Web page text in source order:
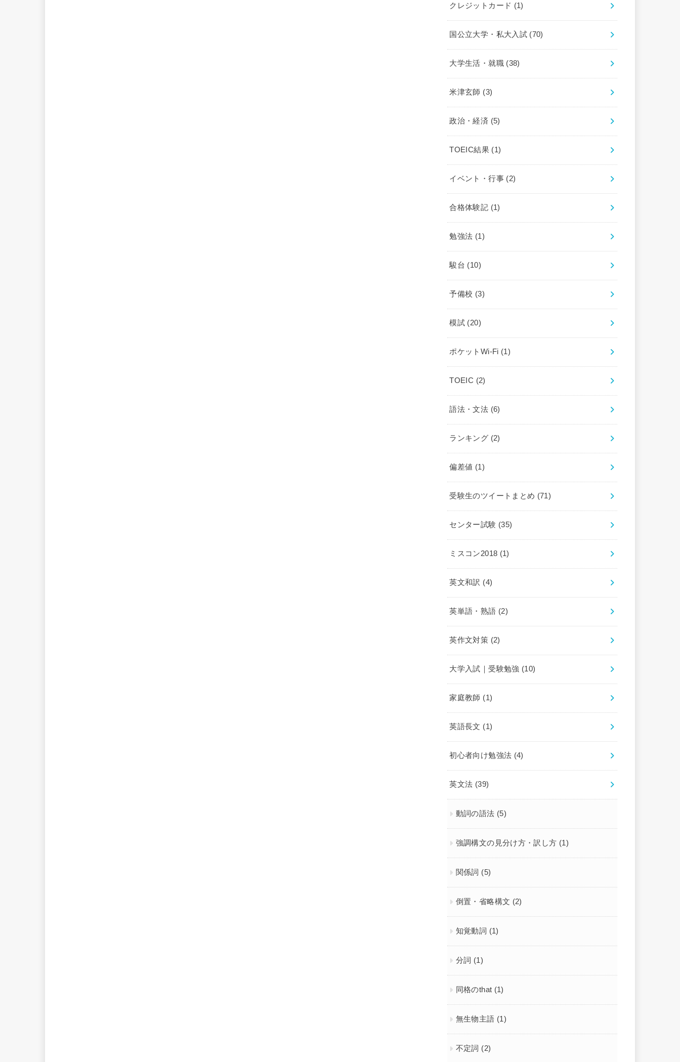
クレジットカード (1)
国公立大学・私大入試 (70)
大学生活・就職 (38)
米津玄師 (3)
政治・経済 (5)
TOEIC結果 (1)
イベント・行事 (2)
合格体験記 (1)
勉強法 (1)
駿台 (10)
予備校 (3)
模試 (20)
ポケットWi-Fi (1)
TOEIC (2)
語法・文法 (6)
ランキング (2)
偏差値 (1)
受験生のツイートまとめ (71)
センター試験 (35)
ミスコン2018 (1)
英文和訳 (4)
英単語・熟語 (2)
英作文対策 (2)
大学入試｜受験勉強 (10)
家庭教師 (1)
英語長文 (1)
初心者向け勉強法 (4)
英文法 (39)
動詞の語法 (5)
強調構文の見分け方・訳し方 (1)
関係詞 (5)
倒置・省略構文 (2)
知覚動詞 (1)
分詞 (1)
同格のthat (1)
無生物主語 (1)
不定詞 (2)